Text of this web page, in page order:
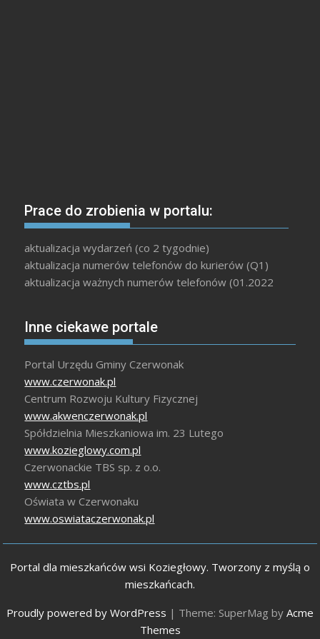
Prace do zrobienia w portalu:
aktualizacja wydarzeń (co 2 tygodnie)
aktualizacja numerów telefonów do kurierów (Q1)
aktualizacja ważnych numerów telefonów (01.2022
Inne ciekawe portale
Portal Urzędu Gminy Czerwonak
www.czerwonak.pl
Centrum Rozwoju Kultury Fizycznej
www.akwenczerwonak.pl
Spółdzielnia Mieszkaniowa im. 23 Lutego
www.kozieglowy.com.pl
Czerwonackie TBS sp. z o.o.
www.cztbs.pl
Oświata w Czerwonaku
www.oswiataczerwonak.pl
Portal dla mieszkańców wsi Koziegłowy. Tworzony z myślą o
mieszkańcach.
Proudly powered by WordPress | Theme: SuperMag by Acme
Themes